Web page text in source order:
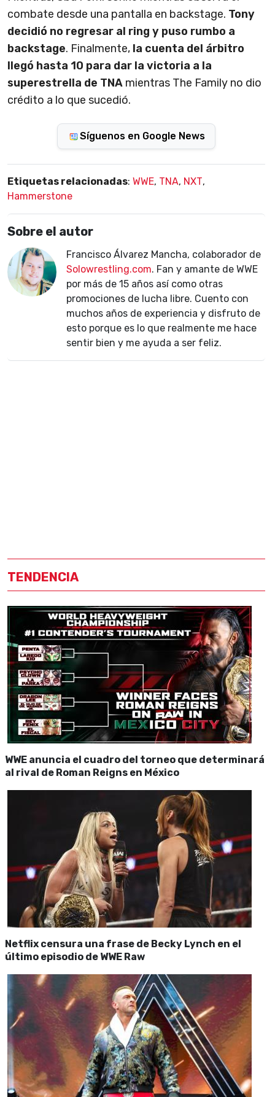
combate desde una pantalla en backstage. Tony
decidió no regresar al ring y puso rumbo a
backstage. Finalmente, la cuenta del árbitro
llegó hasta 10 para dar la victoria a la
superestrella de TNA mientras The Family no dio
crédito a lo que sucedió.
Síguenos en Google News
Etiquetas relacionadas: WWE, TNA, NXT,
Hammerstone
Sobre el autor
Francisco Álvarez Mancha, colaborador de
Solowrestling.com. Fan y amante de WWE
por más de 15 años así como otras
promociones de lucha libre. Cuento con
muchos años de experiencia y disfruto de
esto porque es lo que realmente me hace
sentir bien y me ayuda a ser feliz.
TENDENCIA
WWE anuncia el cuadro del torneo que determinará
al rival de Roman Reigns en México
Netflix censura una frase de Becky Lynch en el
último episodio de WWE Raw